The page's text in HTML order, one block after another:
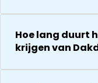
Hoe lang duurt
krijgen van